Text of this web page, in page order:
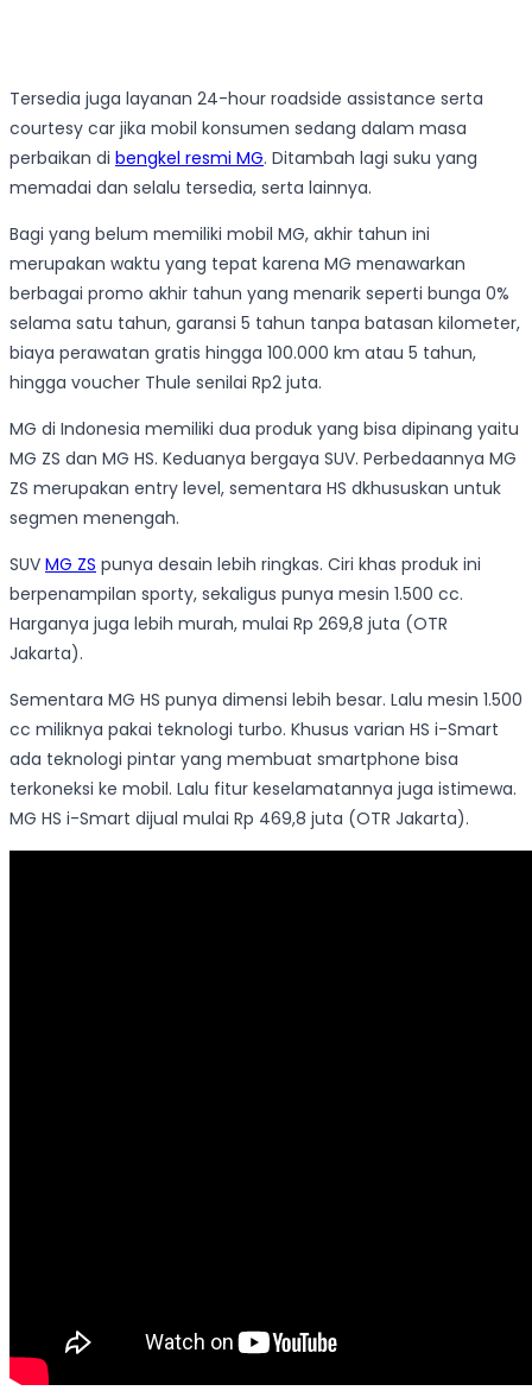
Tersedia juga layanan 24-hour roadside assistance serta
courtesy car jika mobil konsumen sedang dalam masa
perbaikan di bengkel resmi MG. Ditambah lagi suku yang
memadai dan selalu tersedia, serta lainnya.
Bagi yang belum memiliki mobil MG, akhir tahun ini
merupakan waktu yang tepat karena MG menawarkan
berbagai promo akhir tahun yang menarik seperti bunga 0%
selama satu tahun, garansi 5 tahun tanpa batasan kilometer,
biaya perawatan gratis hingga 100.000 km atau 5 tahun,
hingga voucher Thule senilai Rp2 juta.
MG di Indonesia memiliki dua produk yang bisa dipinang yaitu
MG ZS dan MG HS. Keduanya bergaya SUV. Perbedaannya MG
ZS merupakan entry level, sementara HS dkhususkan untuk
segmen menengah.
SUV MG ZS punya desain lebih ringkas. Ciri khas produk ini
berpenampilan sporty, sekaligus punya mesin 1.500 cc.
Harganya juga lebih murah, mulai Rp 269,8 juta (OTR
Jakarta).
Sementara MG HS punya dimensi lebih besar. Lalu mesin 1.500
cc miliknya pakai teknologi turbo. Khusus varian HS i-Smart
ada teknologi pintar yang membuat smartphone bisa
terkoneksi ke mobil. Lalu fitur keselamatannya juga istimewa.
MG HS i-Smart dijual mulai Rp 469,8 juta (OTR Jakarta).